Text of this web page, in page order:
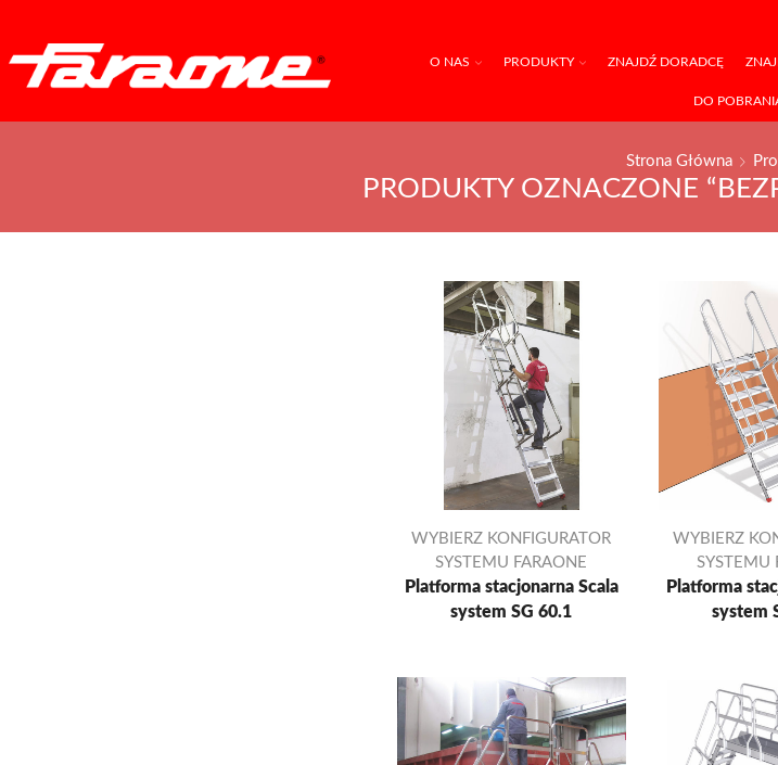
O NAS PRODUKTY ZNAJDŹ DORADCĘ
DO
Strona Główna
PRODUKTY OZNACZONE
WYBIERZ KONFIGURATOR
SYSTEMU FARAONE
Platforma stacjonarna Scala
system SG 60.1
WYBIERZ
SYSTEMU
Platforma
system